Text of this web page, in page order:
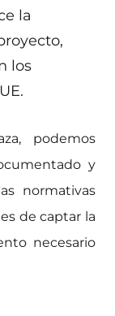
la
los
podemos
y
normativas
de captar la
necesario